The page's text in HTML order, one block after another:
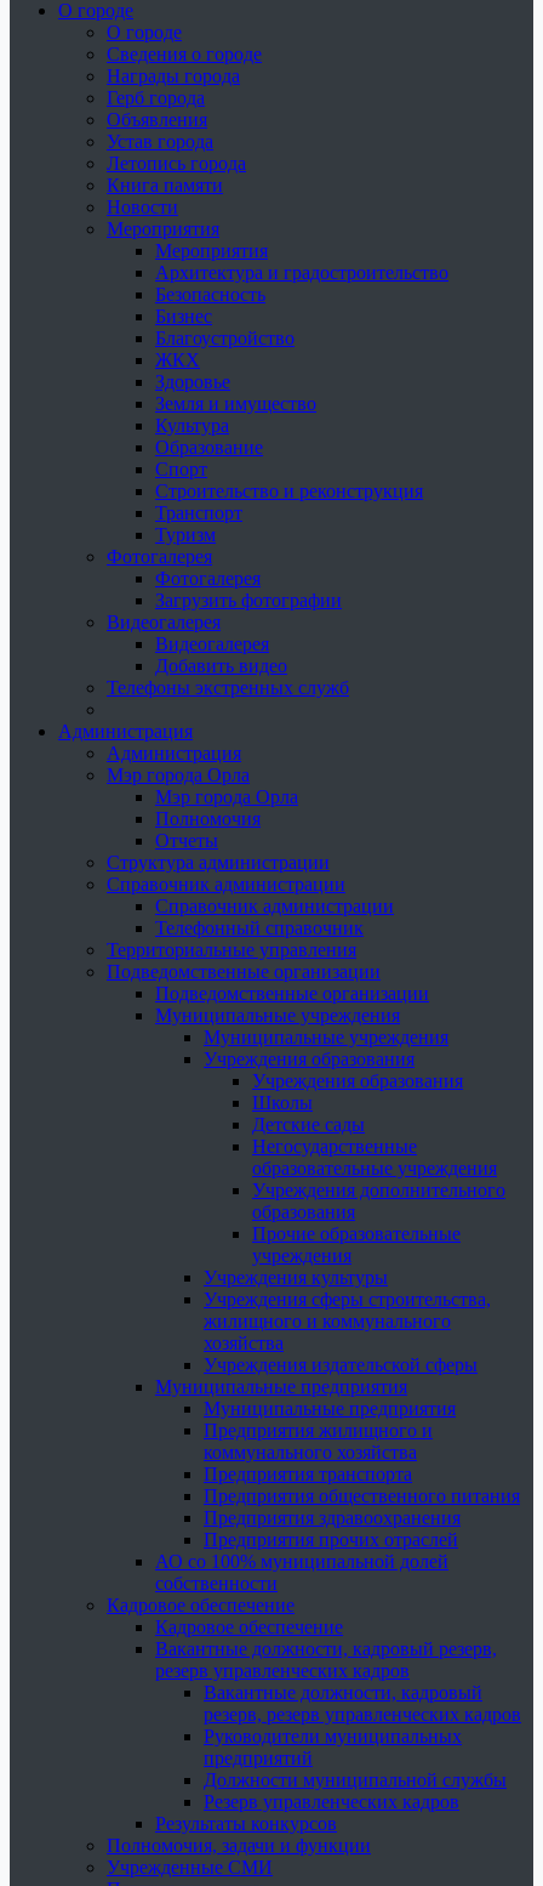
О городе
О городе
Сведения о городе
Награды города
Герб города
Объявления
Устав города
Летопись города
Книга памяти
Новости
Мероприятия
Мероприятия
Архитектура и градостроительство
Безопасность
Бизнес
Благоустройство
ЖКХ
Здоровье
Земля и имущество
Культура
Образование
Спорт
Строительство и реконструкция
Транспорт
Туризм
Фотогалерея
Фотогалерея
Загрузить фотографии
Видеогалерея
Видеогалерея
Добавить видео
Телефоны экстренных служб
Администрация
Администрация
Мэр города Орла
Мэр города Орла
Полномочия
Отчеты
Структура администрации
Справочник администрации
Справочник администрации
Телефонный справочник
Территориальные управления
Подведомственные организации
Подведомственные организации
Муниципальные учреждения
Муниципальные учреждения
Учреждения образования
Учреждения образования
Школы
Детские сады
Негосударственные
образовательные учреждения
Учреждения дополнительного
образования
Прочие образовательные
учреждения
Учреждения культуры
Учреждения сферы строительства,
жилищного и коммунального
хозяйства
Учреждения издательской сферы
Муниципальные предприятия
Муниципальные предприятия
Предприятия жилищного и
коммунального хозяйства
Предприятия транспорта
Предприятия общественного питания
Предприятия здравоохранения
Предприятия прочих отраслей
АО со 100% муниципальной долей
собственности
Кадровое обеспечение
Кадровое обеспечение
Вакантные должности, кадровый резерв,
резерв управленческих кадров
Вакантные должности, кадровый
резерв, резерв управленческих кадров
Руководители муниципальных
предприятий
Должности муниципальной службы
Резерв управленческих кадров
Результаты конкурсов
Полномочия, задачи и функции
Учрежденные СМИ